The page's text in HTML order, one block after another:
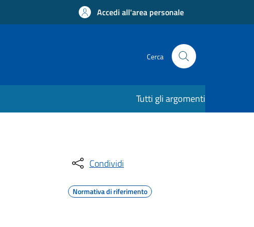
Accedi all'area personale
Cerca
Tutti gli argomenti
Condividi
Normativa di riferimento